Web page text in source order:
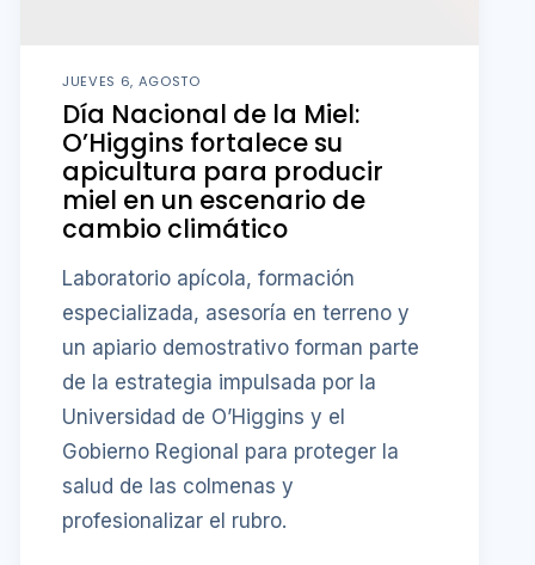
JUEVES 6, AGOSTO
Día Nacional de la Miel:
O’Higgins fortalece su
apicultura para producir
miel en un escenario de
cambio climático
Laboratorio apícola, formación
especializada, asesoría en terreno y
un apiario demostrativo forman parte
de la estrategia impulsada por la
Universidad de O’Higgins y el
Gobierno Regional para proteger la
salud de las colmenas y
profesionalizar el rubro.